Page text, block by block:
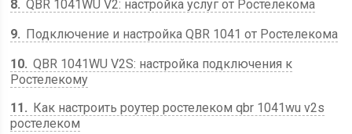
8 QBR 1041WU V2: настройка услуг от Ростелекома
9
Подключение и настройка QBR 1041 от Ростелекома
10 QBR 1041WU V2S: настройка подключения к
Ростелекому
11
Как настроить роутер ростелеком qbr 1041wu v2s
ростелеком